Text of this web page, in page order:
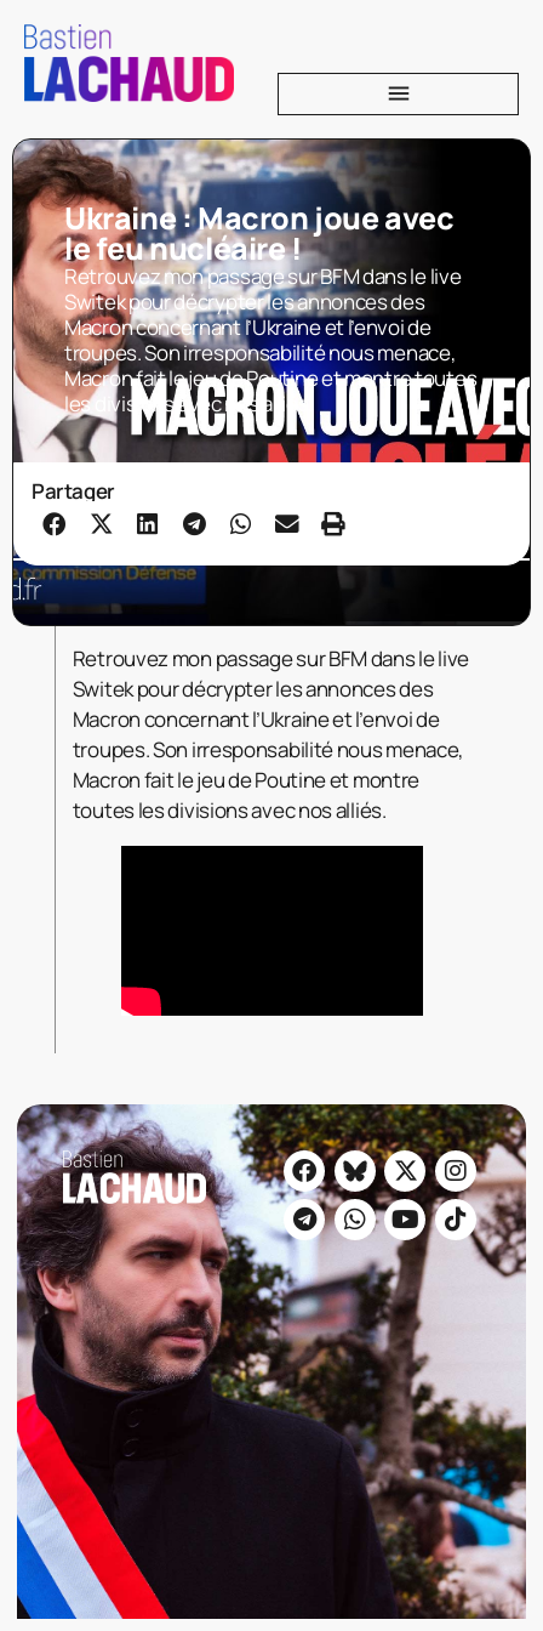
Ukraine : Macron joue avec
le feu nucléaire !
Retrouvez mon passage sur BFM dans le live
Switek pour décrypter les annonces des
Macron concernant l’Ukraine et l’envoi de
troupes. Son irresponsabilité nous menace,
Macron fait le jeu de Poutine et montre toutes
les divisions avec nos alliés.
Partager
Retrouvez mon passage sur BFM dans le live
Switek pour décrypter les annonces des
Macron concernant l’Ukraine et l’envoi de
troupes. Son irresponsabilité nous menace,
Macron fait le jeu de Poutine et montre
toutes les divisions avec nos alliés.